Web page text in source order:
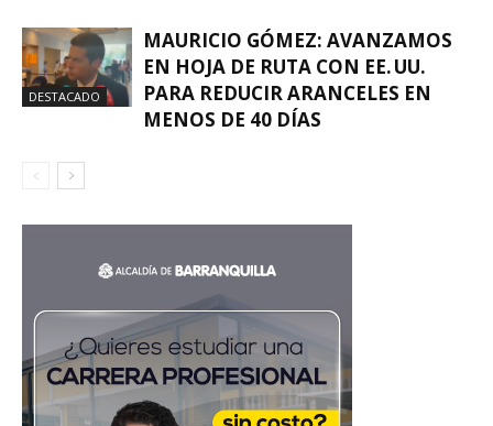
DESTACADO
MAURICIO GÓMEZ: AVANZAMOS
EN HOJA DE RUTA CON EE. UU.
PARA REDUCIR ARANCELES EN
MENOS DE 40 DÍAS